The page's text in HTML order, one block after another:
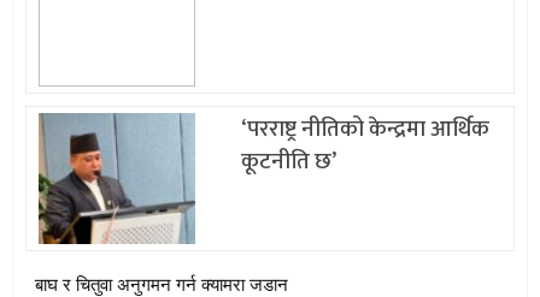
‘परराष्ट्र नीतिको केन्द्रमा आर्थिक
कूटनीति छ’
बाघ र चितुवा अनुगमन गर्न क्यामरा जडान